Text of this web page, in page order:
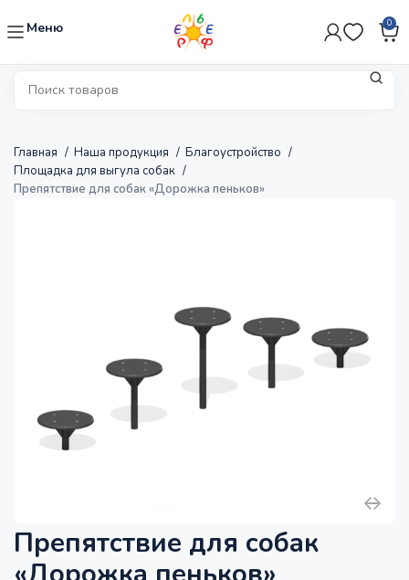
Меню 0
Главная Наша продукция
Благоустройство
Площадка для выгула собак
Препятствие для собак «Дорожка пеньков»
Препятствие для собак